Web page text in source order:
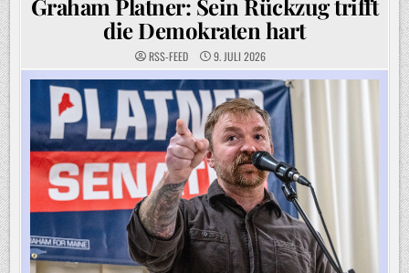
Graham Platner: Sein Rückzug trifft
die Demokraten hart
RSS-FEED 9. JULI 2026